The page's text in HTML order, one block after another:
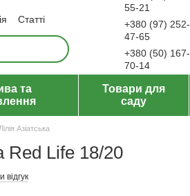
Статті
оферти
55-21
+380 (97) 252-
47-65
+380 (50) 167-
70-14
та
Товари для
саду
Лілія Азіатська
Red Life 18/20
відгук